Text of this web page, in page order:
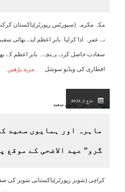
مکہ مکرمہ (سپورٹس رپورٹر)پاکستان کرکٹ
نے عمرہ ادا کرلیا۔بابر اعظم اپنے بھائی
سعادت حاصل کرنے پہنچے۔ بابر اعظم کے
افطاری کی ویڈیو سوشل مزید پڑھیں
مارچ 1, 2025
ماہرہ اور ہمایوں سعید
گرو” عید الاضحی کے موقع
کراچی (شوبز رپورٹر)پاکستانی شوبز کی